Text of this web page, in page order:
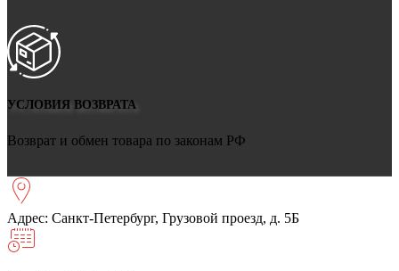
УСЛОВИЯ ВОЗВРАТА
Возврат и обмен товара по законам РФ
Адрес: Санкт-Петербург, Грузовой проезд, д. 5Б